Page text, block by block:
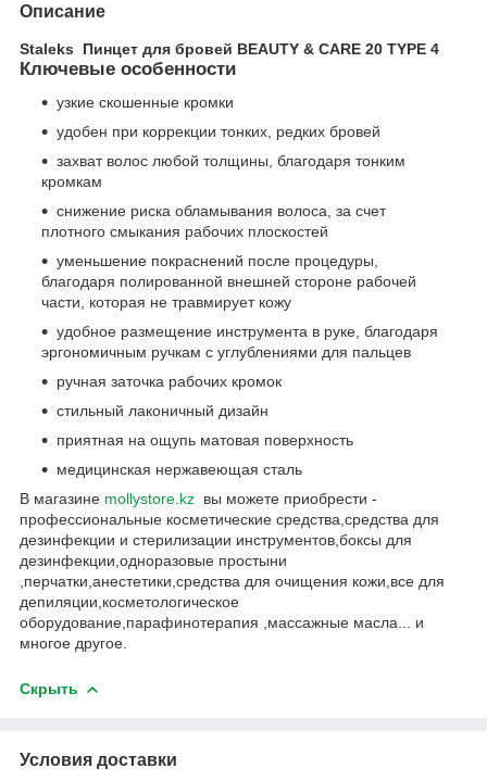
Описание
Staleks Пинцет для бровей BEAUTY & CARE 20 TYPE 4
Ключевые особенности
узкие скошенные кромки
удобен при коррекции тонких, редких бровей
захват волос любой толщины, благодаря тонким
кромкам
снижение риска обламывания волоса, за счет
плотного смыкания рабочих плоскостей
уменьшение покраснений после процедуры,
благодаря полированной внешней стороне рабочей
части, которая не травмирует кожу
удобное размещение инструмента в руке, благодаря
эргономичным ручкам с углублениями для пальцев
ручная заточка рабочих кромок
стильный лаконичный дизайн
приятная на ощупь матовая поверхность
медицинская нержавеющая сталь
В магазине mollystore.kz вы можете приобрести -
профессиональные косметические средства,средства для
дезинфекции и стерилизации инструментов,боксы для
дезинфекции,одноразовые простыни
,перчатки,анестетики,средства для очищения кожи,все для
депиляции,косметологическое
оборудование,парафинотерапия ,массажные масла... и
многое другое.
Скрыть
Условия доставки